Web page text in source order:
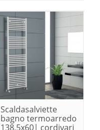
Scaldasalviette
bagno termoarredo
138,5x60| cordivari